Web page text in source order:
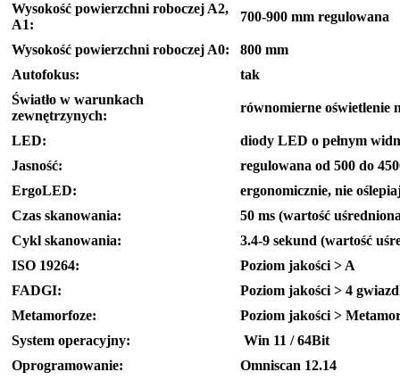
Wysokość powierzchni roboczej A2,
A1:
700-900 mm regulowana
Wysokość powierzchni roboczej A0:
800 mm
Autofokus:
tak
Światło w warunkach
zewnętrzynych:
równomierne oświetlenie
LED:
diody LED o pełnym
Jasność:
regulowana od 500 do
ErgoLED:
ergonomicznie, nie
Czas skanowania:
50 ms (wartość
Cykl skanowania:
3.4-9 sekund (wartość
ISO 19264:
Poziom jakości > A
FADGI:
Poziom jakości > 4
Metamorfoze:
Poziom jakości >
System operacyjny:
Win 11 / 64Bit
Oprogramowanie:
Omniscan 12.14